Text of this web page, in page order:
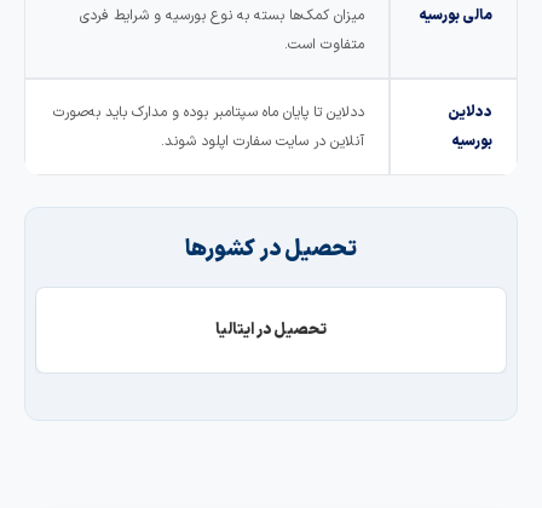
بورسیه
میزان کمک‌ها بسته به نوع بورسیه و شرایط فردی
متفاوت است.
ددلاین تا پایان ماه سپتامبر بوده و مدارک باید به‌صورت
آنلاین در سایت سفارت اپلود شوند.
تحصیل در کشورها
تحصیل در ایتالیا